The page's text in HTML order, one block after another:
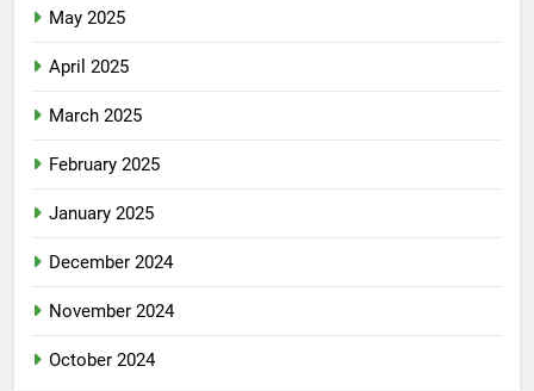
May 2025
April 2025
March 2025
February 2025
January 2025
December 2024
November 2024
October 2024